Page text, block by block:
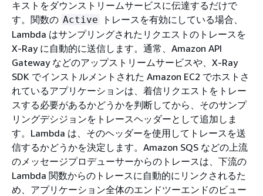
キストをダウンストリームサービスに伝達するだけで
す。関数の Active
トレースを有効にしている場合、
Lambda はサンプリングされたリクエストのトレースを
X-Ray に自動的に送信します。通常、Amazon API
Gateway などのアップストリームサービスや、X-Ray
SDK でインストルメントされた Amazon EC2 でホストさ
れているアプリケーションは、着信リクエストをトレー
スする必要があるかどうかを判断してから、そのサンプ
リングデシジョンをトレースヘッダーとして追加しま
す。Lambda は、そのヘッダーを使用してトレースを送
信するかどうかを決定します。Amazon SQS などの上流
のメッセージプロデューサーからのトレースは、下流の
Lambda 関数からのトレースに自動的にリンクされるた
め、アプリケーション全体のエンドツーエンドのビュー